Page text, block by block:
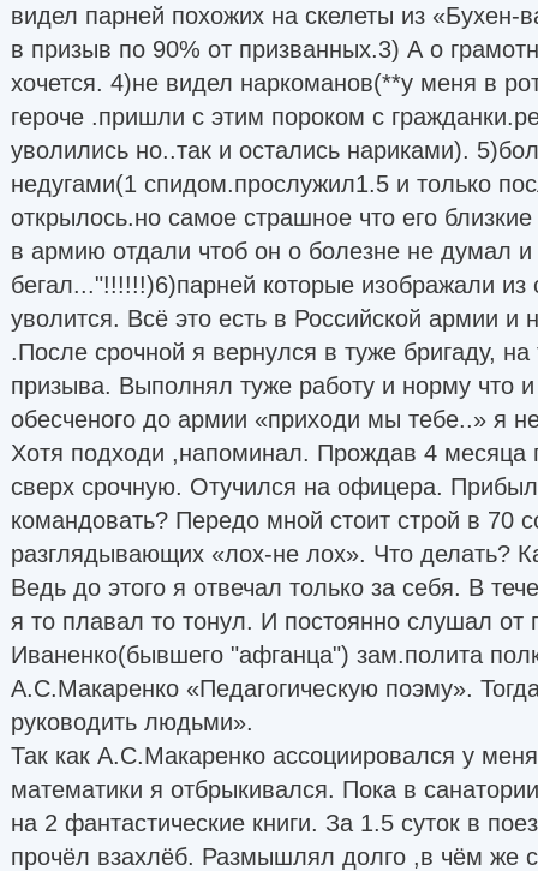
видел парней похожих на скелеты из «Бухен-
в призыв по 90% от призванных.3) А о
хочется. 4)не видел наркоманов(**у меня в
героче .пришли с этим пороком с
уволились но..так и остались нариками).
недугами(1 спидом.прослужил1.5 и только
открылось.но самое страшное что его
в армию отдали чтоб он о болезне не думал и
бегал..."!!!!!!)6)парней которые изображали
уволится. Всё это есть в Российской армии
.После срочной я вернулся в туже бригаду,
призыва. Выполнял туже работу и норму что
обесченого до армии «приходи мы тебе..» я
Хотя подходи ,напоминал. Прождав 4 месяца
сверх срочную. Отучился на офицера.
командовать? Передо мной стоит строй в 70
разглядывающих «лох-не лох». Что делать?
Ведь до этого я отвечал только за себя. В
я то плавал то тонул. И постоянно слушал от
Иваненко(бывшего "афганца") зам.полита
А.С.Макаренко «Педагогическую поэму».
руководить людьми».
Так как А.С.Макаренко ассоциировался у
математики я отбрыкивался. Пока в
на 2 фантастические книги. За 1.5 суток в
прочёл взахлёб. Размышлял долго ,в чём же